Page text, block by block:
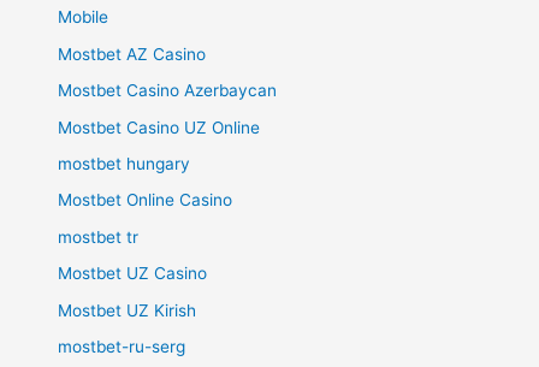
Mobile
Mostbet AZ Casino
Mostbet Casino Azerbaycan
Mostbet Casino UZ Online
mostbet hungary
Mostbet Online Casino
mostbet tr
Mostbet UZ Casino
Mostbet UZ Kirish
mostbet-ru-serg